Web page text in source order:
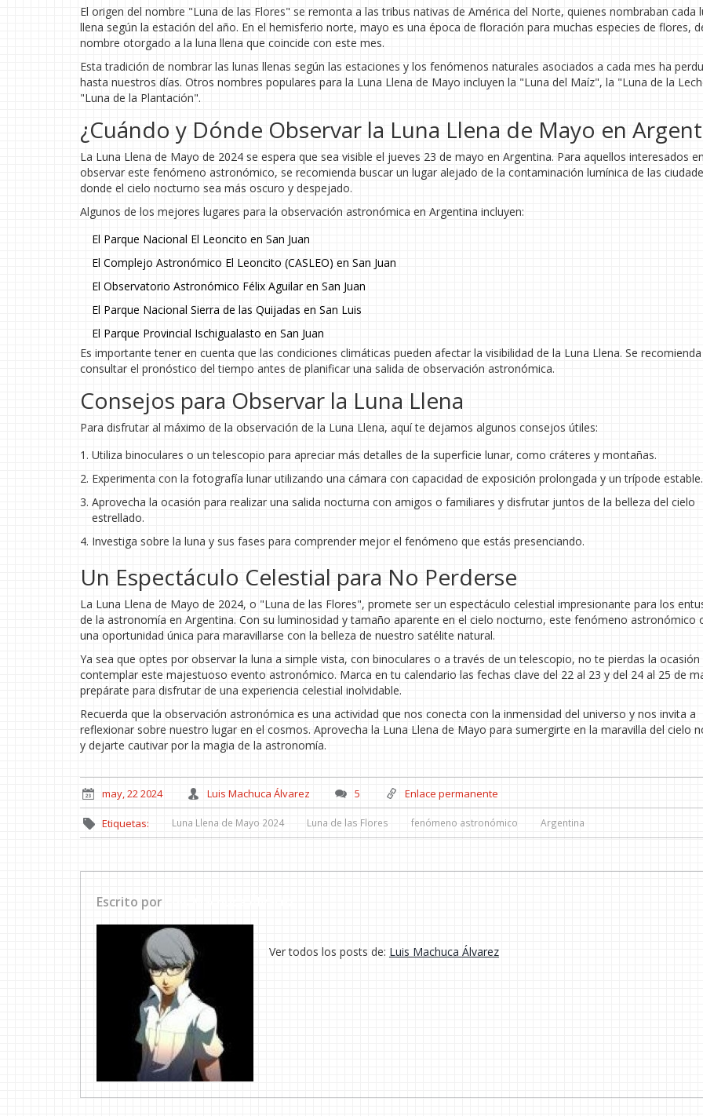
El origen del nombre "Luna de las Flores" se remonta a las tribus nativas de América del Norte, quienes nombraban cada
llena según la estación del año. En el hemisferio norte, mayo es una época de floración para muchas especies de flores,
nombre otorgado a la luna llena que coincide con este mes.
Esta tradición de nombrar las lunas llenas según las estaciones y los fenómenos naturales asociados a cada mes ha
hasta nuestros días. Otros nombres populares para la Luna Llena de Mayo incluyen la "Luna del Maíz", la "Luna de la
"Luna de la Plantación".
¿Cuándo y Dónde Observar la Luna Llena de Mayo en
La Luna Llena de Mayo de 2024 se espera que sea visible el jueves 23 de mayo en Argentina. Para aquellos interesados
observar este fenómeno astronómico, se recomienda buscar un lugar alejado de la contaminación lumínica de las
donde el cielo nocturno sea más oscuro y despejado.
Algunos de los mejores lugares para la observación astronómica en Argentina incluyen:
El Parque Nacional El Leoncito en San Juan
El Complejo Astronómico El Leoncito (CASLEO) en San Juan
El Observatorio Astronómico Félix Aguilar en San Juan
El Parque Nacional Sierra de las Quijadas en San Luis
El Parque Provincial Ischigualasto en San Juan
Es importante tener en cuenta que las condiciones climáticas pueden afectar la visibilidad de la Luna Llena. Se recomienda
consultar el pronóstico del tiempo antes de planificar una salida de observación astronómica.
Consejos para Observar la Luna Llena
Para disfrutar al máximo de la observación de la Luna Llena, aquí te dejamos algunos consejos útiles:
Utiliza binoculares o un telescopio para apreciar más detalles de la superficie lunar, como cráteres y montañas.
Experimenta con la fotografía lunar utilizando una cámara con capacidad de exposición prolongada y un trípode estable.
Aprovecha la ocasión para realizar una salida nocturna con amigos o familiares y disfrutar juntos de la belleza del cielo
estrellado.
Investiga sobre la luna y sus fases para comprender mejor el fenómeno que estás presenciando.
Un Espectáculo Celestial para No Perderse
La Luna Llena de Mayo de 2024, o "Luna de las Flores", promete ser un espectáculo celestial impresionante para los
de la astronomía en Argentina. Con su luminosidad y tamaño aparente en el cielo nocturno, este fenómeno astronómico
una oportunidad única para maravillarse con la belleza de nuestro satélite natural.
Ya sea que optes por observar la luna a simple vista, con binoculares o a través de un telescopio, no te pierdas la ocasión
contemplar este majestuoso evento astronómico. Marca en tu calendario las fechas clave del 22 al 23 y del 24 al 25 de
prepárate para disfrutar de una experiencia celestial inolvidable.
Recuerda que la observación astronómica es una actividad que nos conecta con la inmensidad del universo y nos invita a
reflexionar sobre nuestro lugar en el cosmos. Aprovecha la Luna Llena de Mayo para sumergirte en la maravilla del cielo
y dejarte cautivar por la magia de la astronomía.
may, 22 2024 Luis Machuca Álvarez 5 Enlace permanente
Etiquetas: Luna Llena de Mayo 2024 Luna de las Flores fenómeno astronómico Argentina
Escrito por
Ver todos los posts de: Luis Machuca Álvarez